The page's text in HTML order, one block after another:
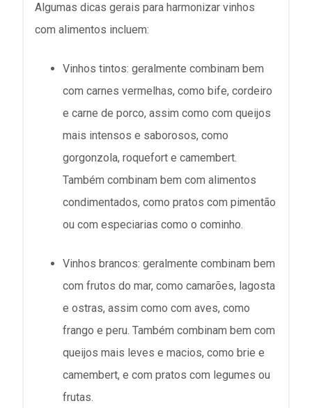
Algumas dicas gerais para harmonizar vinhos
com alimentos incluem:
Vinhos tintos: geralmente combinam bem
com carnes vermelhas, como bife, cordeiro
e carne de porco, assim como com queijos
mais intensos e saborosos, como
gorgonzola, roquefort e camembert.
Também combinam bem com alimentos
condimentados, como pratos com pimentão
ou com especiarias como o cominho.
Vinhos brancos: geralmente combinam bem
com frutos do mar, como camarões, lagosta
e ostras, assim como com aves, como
frango e peru. Também combinam bem com
queijos mais leves e macios, como brie e
camembert, e com pratos com legumes ou
frutas.